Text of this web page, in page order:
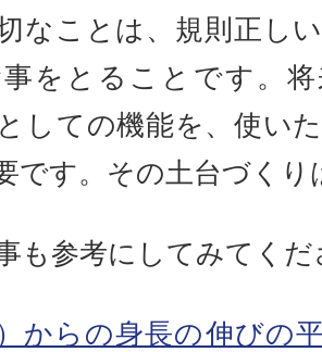
なことは、規則正し
をとることです。
しての機能を、使い
です。その土台づく
も参考にしてみてく
からの身長の伸びの